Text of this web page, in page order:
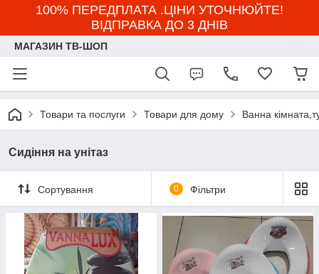
100% ПЕРЕДПЛАТА .ЦІНИ УТОЧНЮЙТЕ!
ВІДПРАВКА ДО 3 ДНІВ
МАГАЗИН ТВ-ШОП
Товари та послуги Товари для дому Ванна
Сидіння на унітаз
Сортування 0 Фільтри